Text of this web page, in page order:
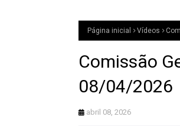
Página inicial Vídeos
Comissão
08/04/2026
abril 08, 2026